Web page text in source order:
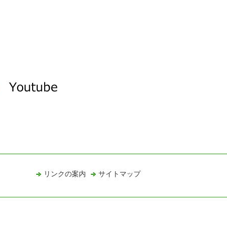
リンクの案内 サイトマップ